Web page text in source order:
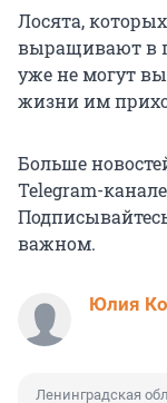
Лосята,
выращивают в
уже не могут
жизни им
Больше
Telegram-канале
важном.
Юлия
Ленинградская